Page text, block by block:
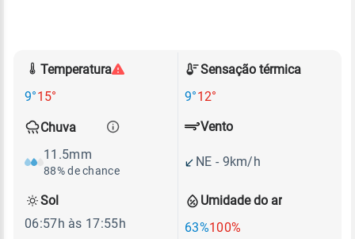
Temperatura
9°15°
Sensação térmica
9°12°
Chuva
11.5mm
88% de chance
Umidade do ar
63%100%
Vento
NE - 9km/h
Sol
06:57h às 17:55h